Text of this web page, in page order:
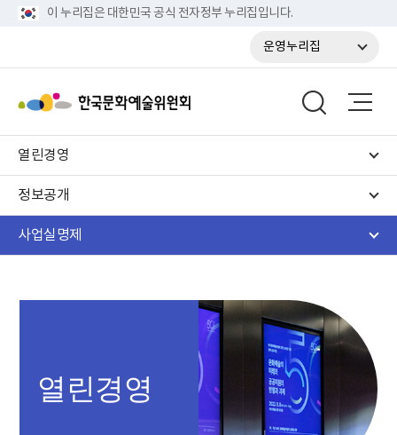
이 누리집은 대한민국 공식 전자정부 누리집입니다.
운영누리집
열린경영
정보공개
사업실명제
열린경영